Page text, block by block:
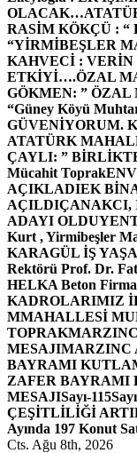
OLACAK…
RASİM KÖKÇÜ :
“YİRMİBEŞLER
KAHVECİ :
ETKİYİ….ÖZAL
GÖKMEN: ”
“Güney Köyü
GÜVENİYORUM.
ATATÜRK
ÇAYLI: ”
Mücahit Toprak
AÇIKLADIEK
AÇILDIÇANAKCI,
ADAYI OLDU
Kurt , Yirmibeşler
KARAGÜL İŞ
Rektörü Prof. Dr.
HELKA Beton
KADROLARIMIZ
MMAHALLESİ
TOPRAK
MESAJIMARZINC
BAYRAMI
ZAFER BAYRAMI
MESAJISayı-115
ÇEŞİTLİLİĞİ
Ayında 197 Konut
Cts. Ağu 8th, 2026